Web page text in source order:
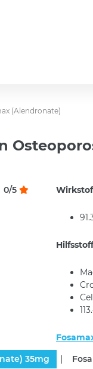
(Alendronate)
0/5
35mg